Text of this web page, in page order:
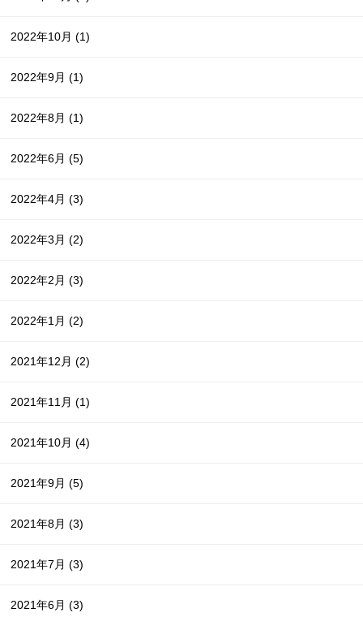
2022年10月(1)
2022年9月(1)
2022年8月(1)
2022年6月(5)
2022年4月(3)
2022年3月(2)
2022年2月(3)
2022年1月(2)
2021年12月(2)
2021年11月(1)
2021年10月(4)
2021年9月(5)
2021年8月(3)
2021年7月(3)
2021年6月(3)